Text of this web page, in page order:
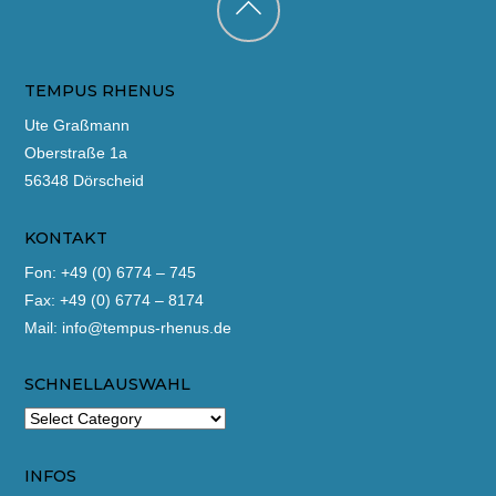
Back
TEMPUS RHENUS
Ute Graßmann
Oberstraße 1a
56348 Dörscheid
KONTAKT
Fon: +49 (0) 6774 – 745
Fax: +49 (0) 6774 – 8174
Mail: info@tempus-rhenus.de
SCHNELLAUSWAHL
INFOS